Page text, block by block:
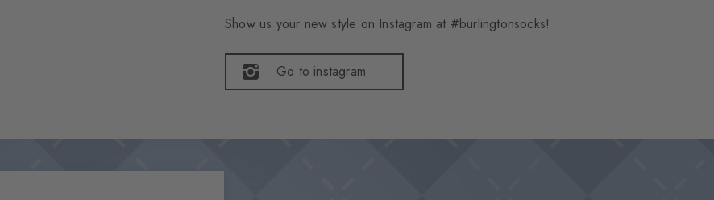
Show us your new style on Instagram at #burlingtonsocks!
Go to instagram